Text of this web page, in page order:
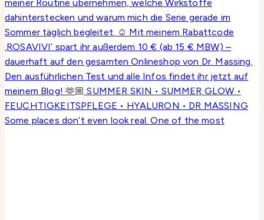
Some places don’t even look real. One of the most